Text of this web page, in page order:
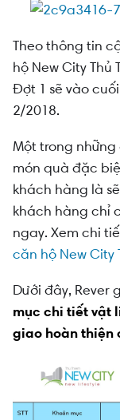
Theo thông tin
hộ New City
Đợt 1 sẽ vào
2/2018.
Một trong
món quà đặc
khách hàng là
khách hàng chỉ
ngay. Xem chi
căn hộ New City
Dưới đây, Rever
mục chi tiết vật
giao hoàn thiện